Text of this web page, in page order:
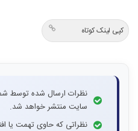
کپی لینک کوتاه
نظرات ارسال شده توسط
سایت منتشر خواهد شد.
نظراتی که حاوی تهمت یا